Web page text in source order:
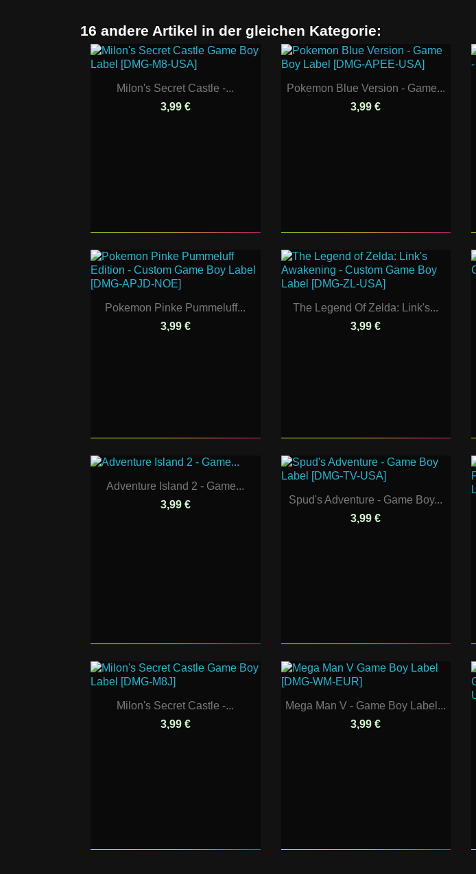
16 andere Artikel in der gleichen Kategorie:
Milon's Secret Castle -...
3,99 €
Pokemon Blue Version - Game...
3,99 €
Pokemon Pinke Pummeluff...
3,99 €
The Legend Of Zelda: Link's...
3,99 €
Adventure Island 2 - Game...
3,99 €
Spud's Adventure - Game Boy...
3,99 €
Milon's Secret Castle -...
3,99 €
Mega Man V - Game Boy Label...
3,99 €